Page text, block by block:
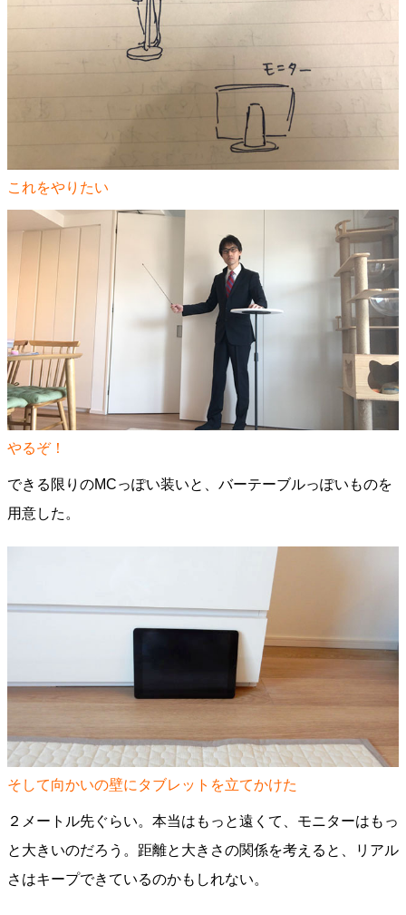
これをやりたい
やるぞ！
できる限りのMCっぽい装いと、バーテーブルっぽいものを
用意した。
そして向かいの壁にタブレットを立てかけた
２メートル先ぐらい。本当はもっと遠くて、モニターはもっ
と大きいのだろう。距離と大きさの関係を考えると、リアル
さはキープできているのかもしれない。